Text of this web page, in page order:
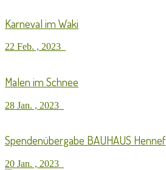
Karneval im Waki
22 Feb. , 2023
Malen im Schnee
28 Jan. , 2023
Spendenübergabe BAUHAUS Hennef
20 Jan. , 2023